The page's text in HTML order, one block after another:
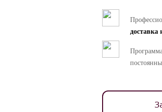
доставка